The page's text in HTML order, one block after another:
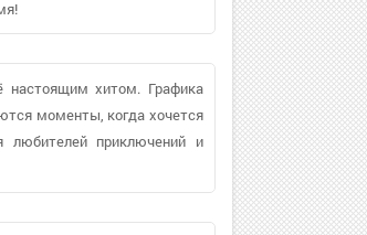
настоящим хитом. Графика
моменты, когда хочется
любителей приключений и